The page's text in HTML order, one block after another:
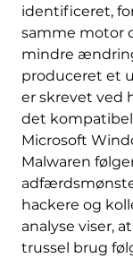
identificeret,
samme motor
mindre
produceret et
er skrevet ved
det
Microsoft
Malwaren
hackere og
analyse viser,
trussel brug